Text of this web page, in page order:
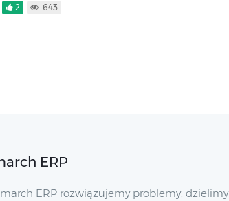
2 643
ERP
ERP rozwiązujemy problemy, dzielimy